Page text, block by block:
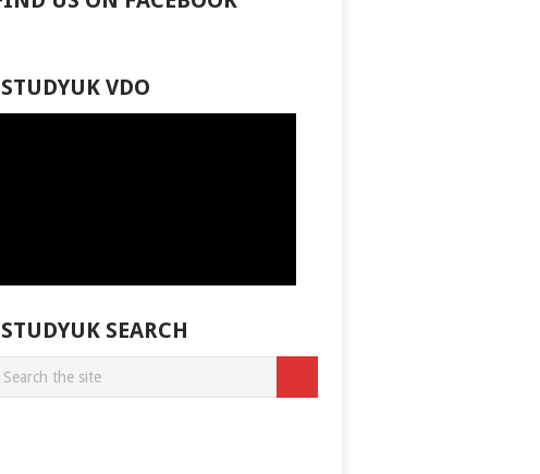
VDO
SEARCH